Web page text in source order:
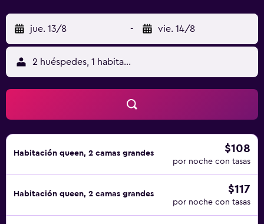
web gracias a nuestro acceso a Internet wifi gratis. Los
servicios para las personas de negocios incluyen
escritorio y teléfono; se ofrecen llamadas locales gratuitas
(pueden existir restricciones). Las habitaciones también
incluyen secador de pelo y tabla de planchar con plancha.
Es posible solicitar microondas, juegos de cama
hipoalergénicos y cambio de toallas. Se ofrece servicio de
limpieza todos los días. En el alojamiento hay piscina
cubierta y bañera de hidromasaje. Otros servicios de ocio
y esparcimiento incluyen gimnasio. Se pueden practicar
las actividades de ocio y esparcimiento que se indican
más abajo en las instalaciones o cerca del alojamiento (es
posible que se aplique un recargo).
jue. 13/8 - vie. 14/8
2 huéspedes, 1 habitación
Habitación queen, 2 camas grandes $108
por noche con tasas
Habitación queen, 2 camas grandes $117
por noche con tasas